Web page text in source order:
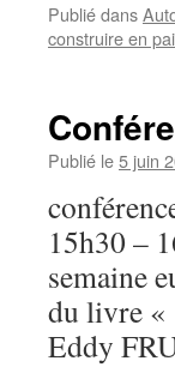
Publié dans
construire en
Publié le5 juin
15h30 –
semaine
du livre «
Eddy